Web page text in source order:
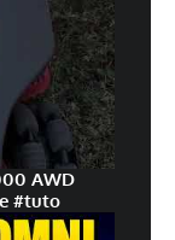
AWD
#tuto